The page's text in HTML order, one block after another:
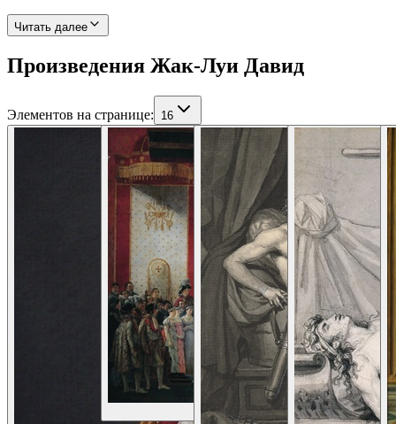
Читать далее
Произведения Жак-Луи Давид
Элементов на странице: 16
Подробнее